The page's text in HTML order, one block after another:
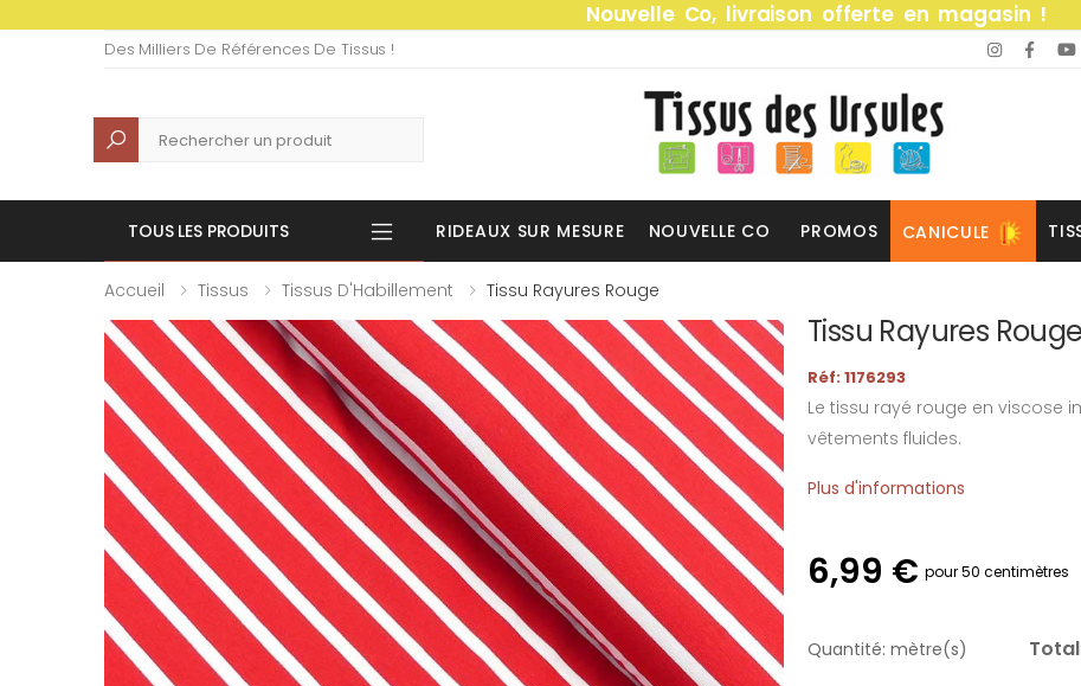
Nouvelle Co, livraison offerte en magasin !
Des Milliers De Références De Tissus !
Recherche
TOUS LES PRODUITS RIDEAUX SUR MESURE NOUVELLE CO PROMOS CANICULE
Accueil Tissus Tissus D'Habillement Tissu Rayures Rouge
Tissu Rayures Rouge
Réf: 1176293
Le tissu rayé rouge en viscose
vêtements fluides.
Plus d'informations
6,99 € pour 50 centimètres
Quantité: mètre(s)